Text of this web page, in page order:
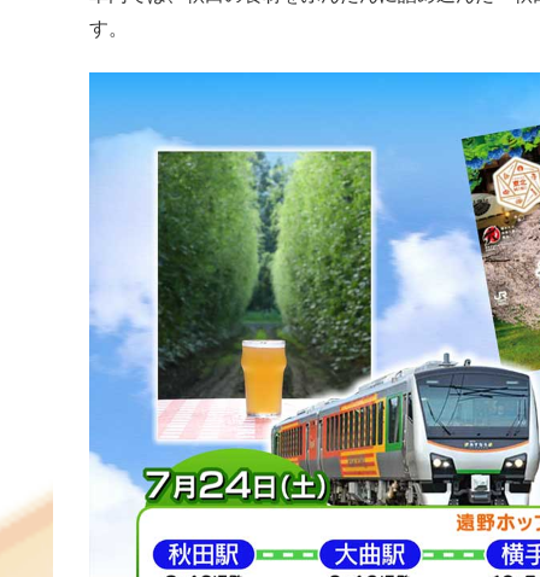
す。